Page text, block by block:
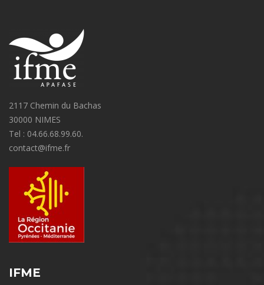
2117 Chemin du Bachas
30000 NIMES
Tel : 04.66.68.99.60.
contact@ifme.fr
IFME